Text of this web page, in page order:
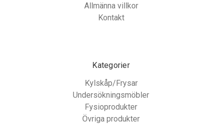
Allmänna villkor
Kontakt
Kategorier
Kylskåp/Frysar
Undersökningsmöbler
Fysioprodukter
Övriga produkter